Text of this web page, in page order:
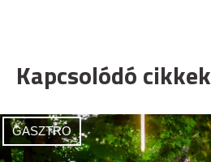
Kapcsolódó cikkek
GASZTRO